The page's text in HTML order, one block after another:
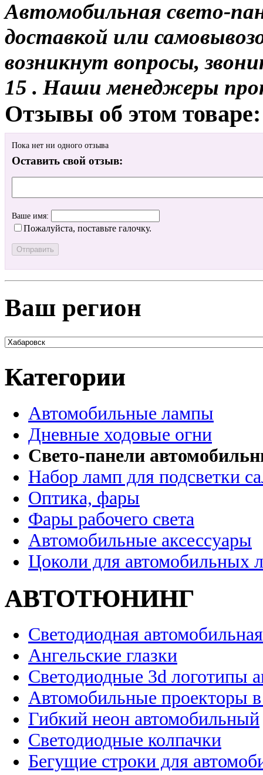
Автомобильная свето-
доставкой или
возникнут вопросы,
15 . Наши менеджеры
Отзывы об этом товаре:
Пока нет ни одного отзыва
Оставить свой отзыв:
Ваше имя:
Пожалуйста, поставьте галочку.
Ваш регион
Категории
Автомобильные лампы
Дневные ходовые огни
Свето-панели
Набор ламп для подсветки
Оптика, фары
Фары рабочего света
Автомобильные аксессуары
Цоколи для автомобильных
АВТОТЮНИНГ
Светодиодная
Ангельские глазки
Светодиодные 3d логотипы
Автомобильные проекторы
Гибкий неон автомобильный
Светодиодные колпачки
Бегущие строки для